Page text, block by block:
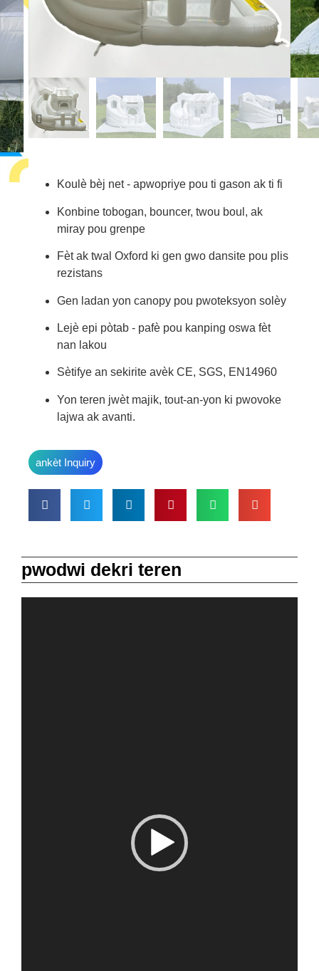
Koulè bèj net - apwopriye pou ti gason ak ti fi
Konbine tobogan, bouncer, twou boul, ak
miray pou grenpe
Fèt ak twal Oxford ki gen gwo dansite pou plis
rezistans
Gen ladan yon canopy pou pwoteksyon solèy
Lejè epi pòtab - pafè pou kanping oswa fèt
nan lakou
Sètifye an sekirite avèk CE, SGS, EN14960
Yon teren jwèt majik, tout-an-yon ki pwovoke
lajwa ak avanti.
ankèt Inquiry
pwodwi dekri teren